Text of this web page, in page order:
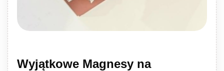
Wyjątkowe Magnesy na